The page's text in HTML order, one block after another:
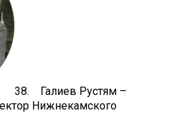
38. Галиев Рустям –
Нижнекамского